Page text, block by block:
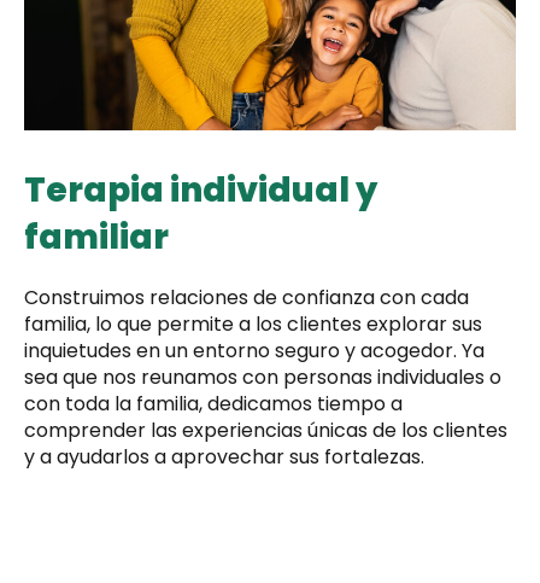
Terapia individual y
familiar
Construimos relaciones de confianza con cada
familia, lo que permite a los clientes explorar sus
inquietudes en un entorno seguro y acogedor. Ya
sea que nos reunamos con personas individuales o
con toda la familia, dedicamos tiempo a
comprender las experiencias únicas de los clientes
y a ayudarlos a aprovechar sus fortalezas.